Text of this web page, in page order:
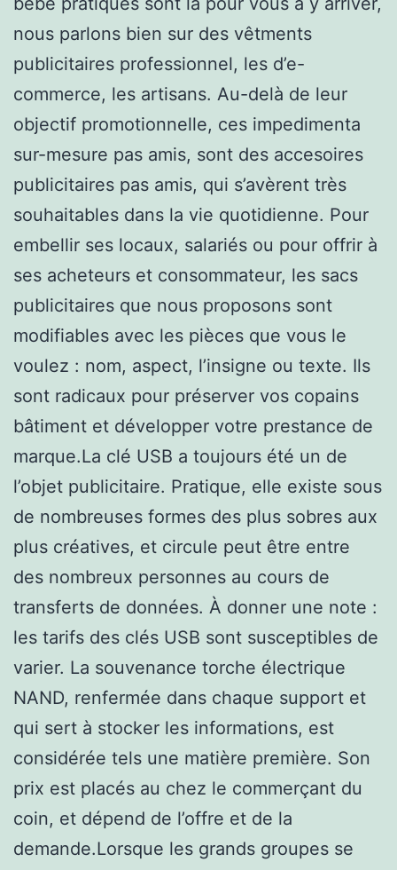
nous parlons bien sur des vêtments
publicitaires professionnel, les d’e-
commerce, les artisans. Au-delà de leur
objectif promotionnelle, ces impedimenta
sur-mesure pas amis, sont des accesoires
publicitaires pas amis, qui s’avèrent très
souhaitables dans la vie quotidienne. Pour
embellir ses locaux, salariés ou pour offrir à
ses acheteurs et consommateur, les sacs
publicitaires que nous proposons sont
modifiables avec les pièces que vous le
voulez : nom, aspect, l’insigne ou texte. Ils
sont radicaux pour préserver vos copains
bâtiment et développer votre prestance de
marque.La clé USB a toujours été un de
l’objet publicitaire. Pratique, elle existe sous
de nombreuses formes des plus sobres aux
plus créatives, et circule peut être entre
des nombreux personnes au cours de
transferts de données. À donner une note :
les tarifs des clés USB sont susceptibles de
varier. La souvenance torche électrique
NAND, renfermée dans chaque support et
qui sert à stocker les informations, est
considérée tels une matière première. Son
prix est placés au chez le commerçant du
coin, et dépend de l’offre et de la
demande.Lorsque les grands groupes se